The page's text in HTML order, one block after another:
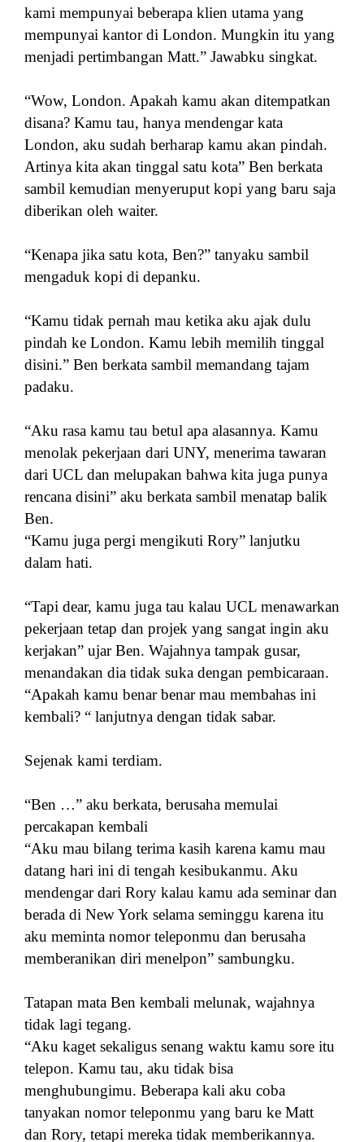
kami mempunyai beberapa klien utama yang
mempunyai kantor di London. Mungkin itu yang
menjadi pertimbangan Matt.” Jawabku singkat.
“Wow, London. Apakah kamu akan ditempatkan
disana? Kamu tau, hanya mendengar kata
London, aku sudah berharap kamu akan pindah.
Artinya kita akan tinggal satu kota” Ben berkata
sambil kemudian menyeruput kopi yang baru saja
diberikan oleh waiter.
“Kenapa jika satu kota, Ben?” tanyaku sambil
mengaduk kopi di depanku.
“Kamu tidak pernah mau ketika aku ajak dulu
pindah ke London. Kamu lebih memilih tinggal
disini.” Ben berkata sambil memandang tajam
padaku.
“Aku rasa kamu tau betul apa alasannya. Kamu
menolak pekerjaan dari UNY, menerima tawaran
dari UCL dan melupakan bahwa kita juga punya
rencana disini” aku berkata sambil menatap balik
Ben.
“Kamu juga pergi mengikuti Rory” lanjutku
dalam hati.
“Tapi dear, kamu juga tau kalau UCL menawarkan
pekerjaan tetap dan projek yang sangat ingin aku
kerjakan” ujar Ben. Wajahnya tampak gusar,
menandakan dia tidak suka dengan pembicaraan.
“Apakah kamu benar benar mau membahas ini
kembali? “ lanjutnya dengan tidak sabar.
Sejenak kami terdiam.
“Ben …” aku berkata, berusaha memulai
percakapan kembali
“Aku mau bilang terima kasih karena kamu mau
datang hari ini di tengah kesibukanmu. Aku
mendengar dari Rory kalau kamu ada seminar dan
berada di New York selama seminggu karena itu
aku meminta nomor teleponmu dan berusaha
memberanikan diri menelpon” sambungku.
Tatapan mata Ben kembali melunak, wajahnya
tidak lagi tegang.
“Aku kaget sekaligus senang waktu kamu sore itu
telepon. Kamu tau, aku tidak bisa
menghubungimu. Beberapa kali aku coba
tanyakan nomor teleponmu yang baru ke Matt
dan Rory, tetapi mereka tidak memberikannya.